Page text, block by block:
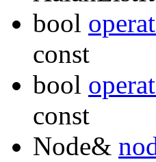
bool
const
bool
const
Node&